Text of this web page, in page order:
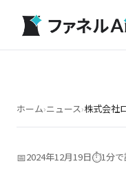
ホーム›ニュース›
📅2024年12月19日⏱️1分